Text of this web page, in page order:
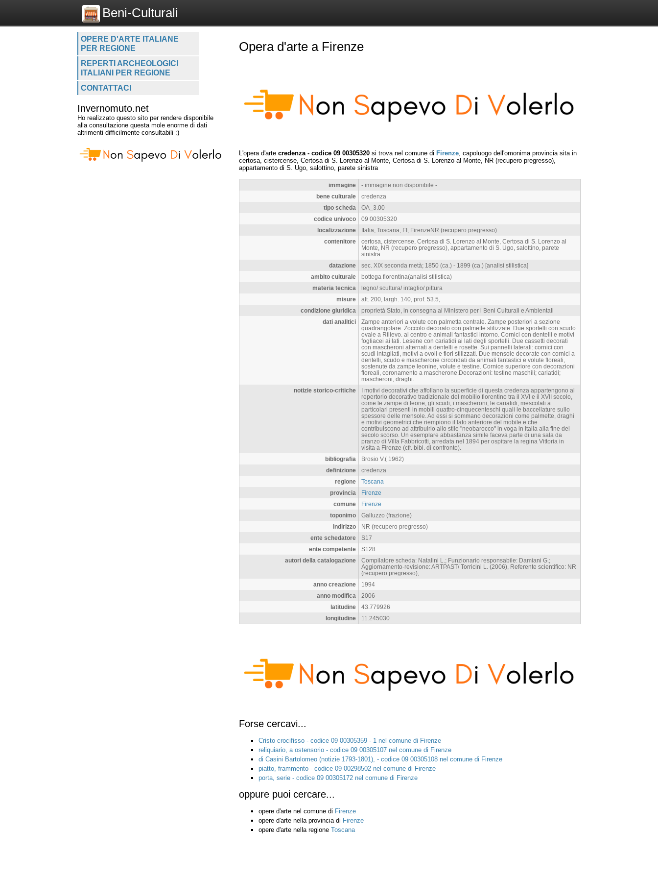
Beni-Culturali
OPERE D'ARTE ITALIANE
PER REGIONE
REPERTI ARCHEOLOGICI
ITALIANI PER REGIONE
CONTATTACI
Invernomuto.net
Ho realizzato questo sito per rendere disponibile
alla consultazione questa mole enorme di dati
altrimenti difficilmente consultabili :)
Opera d'arte a Firenze
L'opera d'arte credenza - codice 09 00305320 si trova nel comune di Firenze , capoluogo dell'omonima provincia sita in
certosa, cistercense, Certosa di S. Lorenzo al Monte, Certosa di S. Lorenzo al Monte, NR (recupero pregresso),
appartamento di S. Ugo, salottino, parete sinistra
immagine
- immagine non disponibile -
bene culturale
credenza
tipo scheda
OA_3.00
codice univoco
09 00305320
localizzazione
Italia, Toscana, FI, FirenzeNR (recupero pregresso)
contenitore
certosa, cistercense, Certosa di S. Lorenzo al Monte, Certosa di S. Lorenzo al
Monte, NR (recupero pregresso), appartamento di S. Ugo, salottino, parete
sinistra
datazione
sec. XIX seconda metà; 1850 (ca.) - 1899 (ca.) [analisi stilistica]
ambito culturale
bottega fiorentina(analisi stilistica)
materia tecnica
legno/ scultura/ intaglio/ pittura
misure
alt. 200, largh. 140, prof. 53.5,
condizione giuridica
proprietà Stato, in consegna al Ministero per i Beni Culturali e Ambientali
dati analitici
Zampe anteriori a volute con palmetta centrale. Zampe posteriori a sezione
quadrangolare. Zoccolo decorato con palmette stilizzate. Due sportelli con scudo
ovale a Rilievo. al centro e animali fantastici intorno. Cornici con dentelli e motivi
fogliacei ai lati. Lesene con cariatidi ai lati degli sportelli. Due cassetti decorati
con mascheroni alternati a dentelli e rosette. Sui pannelli laterali: cornici con
scudi intagliati, motivi a ovoli e fiori stilizzati. Due mensole decorate con cornici a
dentelli, scudo e mascherone circondati da animali fantastici e volute floreali,
sostenute da zampe leonine, volute e testine. Cornice superiore con decorazioni
floreali, coronamento a mascherone.Decorazioni: testine maschili; cariatidi;
mascheroni; draghi.
notizie storico-critiche
I motivi decorativi che affollano la superficie di questa credenza appartengono al
repertorio decorativo tradizionale del mobilio fiorentino tra il XVI e il XVII secolo,
come le zampe di leone, gli scudi, i mascheroni, le cariatidi, mescolati a
particolari presenti in mobili quattro-cinquecenteschi quali le baccellature sullo
spessore delle mensole. Ad essi si sommano decorazioni come palmette, draghi
e motivi geometrici che riempiono il lato anteriore del mobile e che
contribuiscono ad attribuirlo allo stile "neobarocco" in voga in Italia alla fine del
secolo scorso. Un esemplare abbastanza simile faceva parte di una sala da
pranzo di Villa Fabbricotti, arredata nel 1894 per ospitare la regina Vittoria in
visita a Firenze (cfr. bibl. di confronto).
bibliografia
Brosio V.( 1962)
definizione
credenza
regione
Toscana
provincia
Firenze
comune
Firenze
toponimo
Galluzzo (frazione)
indirizzo
NR (recupero pregresso)
ente schedatore
S17
ente competente
S128
autori della catalogazione
Compilatore scheda: Natalini L.; Funzionario responsabile: Damiani G.;
Aggiornamento-revisione: ARTPAST/ Torricini L. (2006), Referente scientifico: NR
(recupero pregresso);
anno creazione
1994
anno modifica
2006
latitudine
43.779926
longitudine
11.245030
Forse cercavi...
Cristo crocifisso - codice 09 00305359 - 1 nel comune di Firenze
reliquiario, a ostensorio - codice 09 00305107 nel comune di Firenze
di Casini Bartolomeo (notizie 1793-1801), - codice 09 00305108 nel comune di Firenze
piatto, frammento - codice 09 00298502 nel comune di Firenze
porta, serie - codice 09 00305172 nel comune di Firenze
oppure puoi cercare...
opere d'arte nel comune di Firenze
opere d'arte nella provincia di Firenze
opere d'arte nella regione Toscana